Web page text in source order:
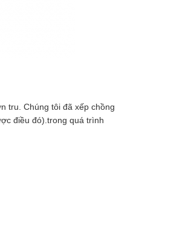
tru. Chúng tôi đã xếp chồng
điều đó).trong quá trình